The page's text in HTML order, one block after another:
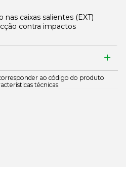
caixas salientes (EXT)
contra impactos
ao código do produto
técnicas.